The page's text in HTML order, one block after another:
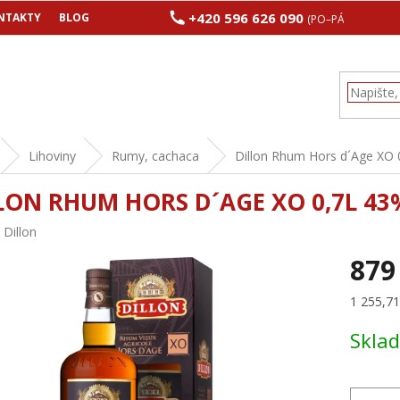
BLOG +420 596 626 090 (PO–PÁ 8:00–17:00)
Lihoviny Rumy, cachaca Dillon Rhum Hors d´Age XO
RHUM HORS D´AGE XO 0,7L
Dillon
Měrná
1